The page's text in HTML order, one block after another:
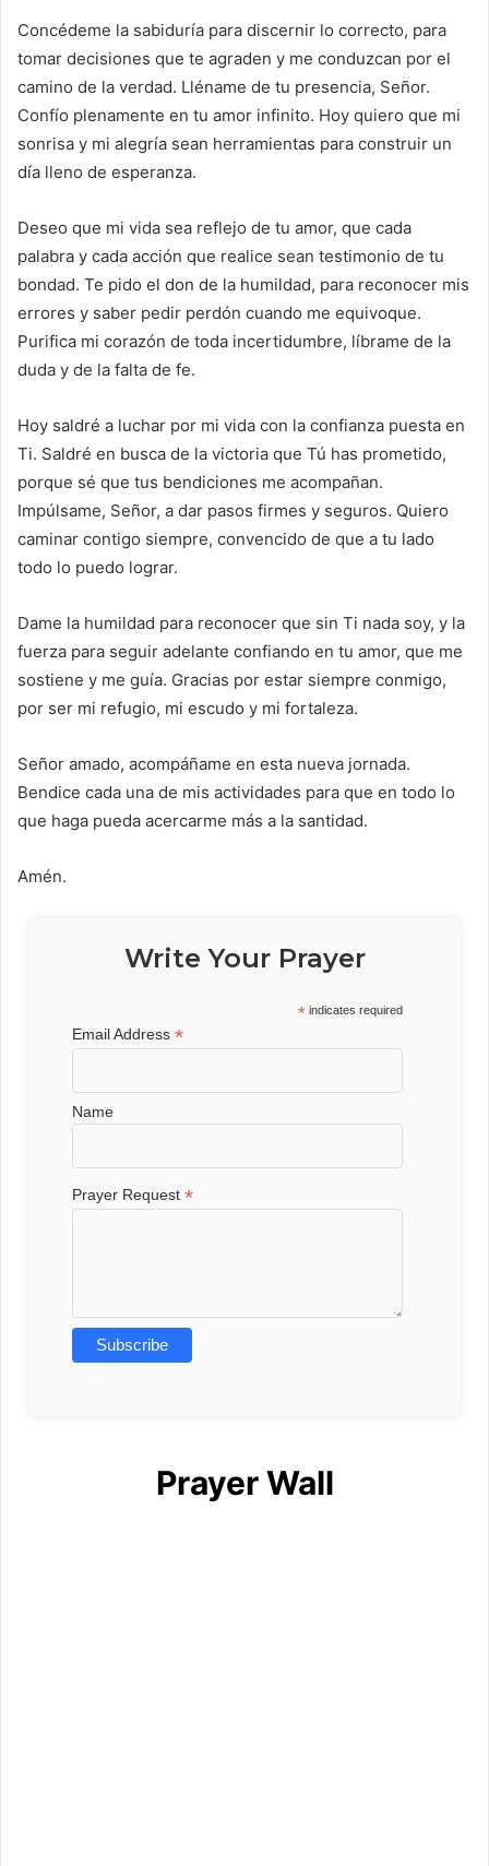
Concédeme la sabiduría para discernir lo correcto, para
tomar decisiones que te agraden y me conduzcan por el
camino de la verdad. Lléname de tu presencia, Señor.
Confío plenamente en tu amor infinito. Hoy quiero que mi
sonrisa y mi alegría sean herramientas para construir un
día lleno de esperanza.
Deseo que mi vida sea reflejo de tu amor, que cada
palabra y cada acción que realice sean testimonio de tu
bondad. Te pido el don de la humildad, para reconocer mis
errores y saber pedir perdón cuando me equivoque.
Purifica mi corazón de toda incertidumbre, líbrame de la
duda y de la falta de fe.
Hoy saldré a luchar por mi vida con la confianza puesta en
Ti. Saldré en busca de la victoria que Tú has prometido,
porque sé que tus bendiciones me acompañan.
Impúlsame, Señor, a dar pasos firmes y seguros. Quiero
caminar contigo siempre, convencido de que a tu lado
todo lo puedo lograr.
Dame la humildad para reconocer que sin Ti nada soy, y la
fuerza para seguir adelante confiando en tu amor, que me
sostiene y me guía. Gracias por estar siempre conmigo,
por ser mi refugio, mi escudo y mi fortaleza.
Señor amado, acompáñame en esta nueva jornada.
Bendice cada una de mis actividades para que en todo lo
que haga pueda acercarme más a la santidad.
Amén.
Write Your Prayer
* indicates required
Email Address*
Name
Prayer Request*
Prayer Wall